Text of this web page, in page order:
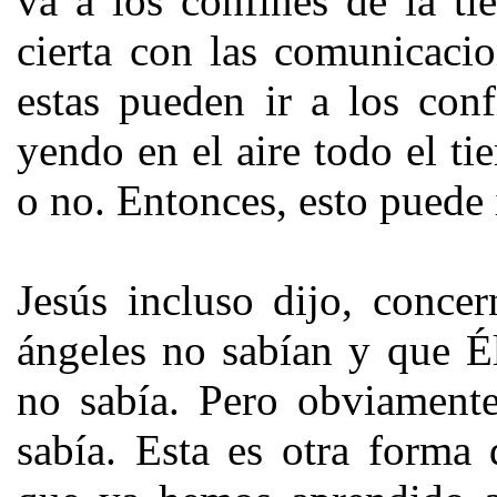
cierta con las
estas pueden ir a los
yendo en el aire todo el
o no. Entonces, esto
Jesús incluso dijo,
ángeles no sabían y que
no sabía. Pero
sabía. Esta es otra forma